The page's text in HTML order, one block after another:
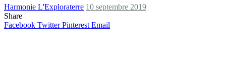
Harmonie L'Exploraterre 10 septembre 2019
Share
Facebook Twitter Pinterest Email